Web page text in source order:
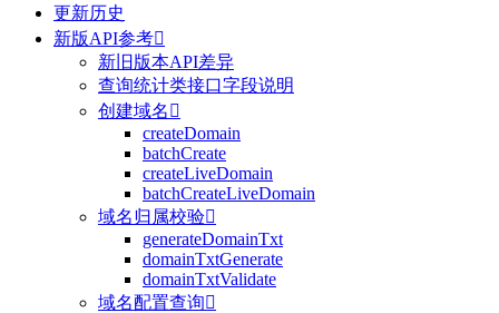
更新历史
新版API参考
新旧版本API差异
查询统计类接口字段说明
创建域名 
createDomain
batchCreate
createLiveDomain
batchCreateLiveDomain
域名归属校验
generateDomainTxt
domainTxtGenerate
domainTxtValidate
域名配置查询